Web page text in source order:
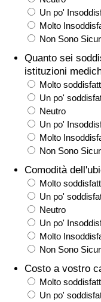
Un po'
Molto
Non Sono
Quanto sei
istituzioni
Molto
Un po'
Neutro
Un po'
Molto
Non Sono
Comodità
Molto
Un po'
Neutro
Un po'
Molto
Non Sono
Costo a vostro
Molto
Un po'
Indice del traffico